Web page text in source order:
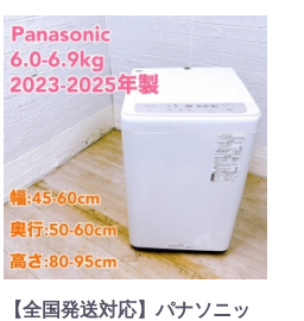
【全国発送対応】パナソニッ